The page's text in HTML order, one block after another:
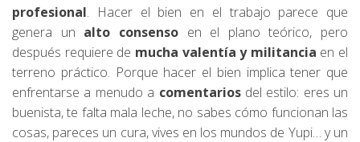
profesional. Hacer el bien en el trabajo parece que
genera un alto consensoen el plano teórico, pero
después requiere de mucha valentía y militancia en el
terreno práctico. Porque hacer el bien implica tener que
enfrentarse a menudo a comentariosdel estilo: eres un
buenista, te falta mala leche, no sabes cómo funcionan las
cosas, pareces un cura, vives en los mundos de Yupi… y un